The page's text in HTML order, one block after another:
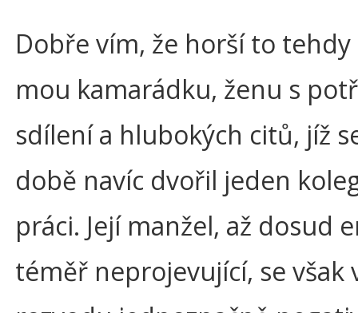
Dobře vím, že horší to
mou kamarádku, ženu s
sdílení a hlubokých citů, jíž
době navíc dvořil jeden
práci. Její manžel, až dosud
téměř neprojevující, se však